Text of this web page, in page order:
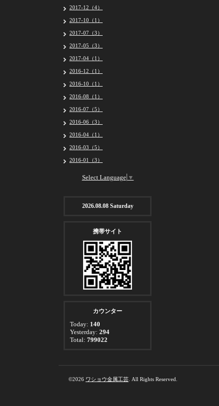
2017-12（4）
2017-10（1）
2017-07（3）
2017-05（3）
2017-04（1）
2016-12（1）
2016-10（1）
2016-08（1）
2016-07（5）
2016-06（3）
2016-04（1）
2016-03（5）
2016-01（3）
Select Language ▼
2026.08.08 Saturday
携帯サイト
カウンター
Today: 140
Yesterday: 294
Total: 799022
©2026 ワショウ金属工芸 . All Rights Reserved.